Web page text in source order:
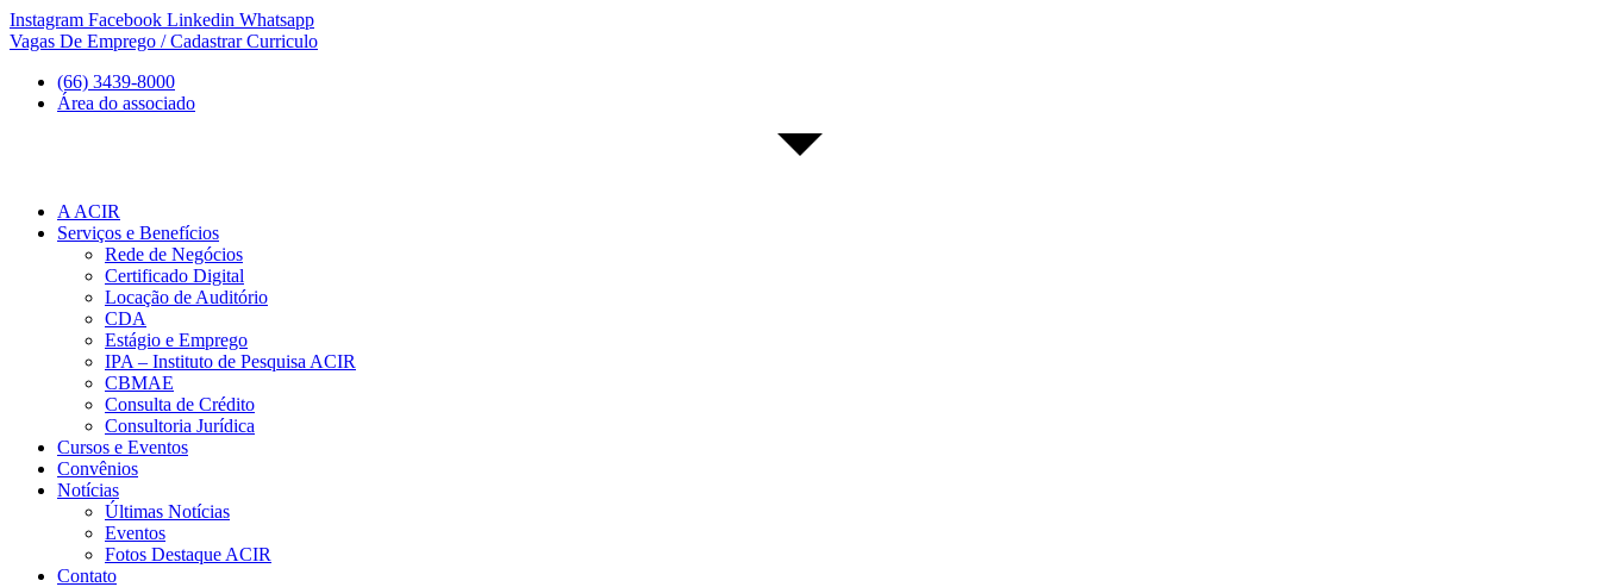
Ir
para
conteúdo
Instagram Facebook Linkedin Whatsapp
Vagas De Emprego / Cadastrar Curriculo
(66) 3439-8000
Área do associado
A ACIR
Serviços e Benefícios
Rede de Negócios
Certificado Digital
Locação de Auditório
CDA
Estágio e Emprego
IPA – Instituto de Pesquisa ACIR
CBMAE
Consulta de Crédito
Consultoria Jurídica
Cursos e Eventos
Convênios
Notícias
Últimas Notícias
Eventos
Fotos Destaque ACIR
Contato